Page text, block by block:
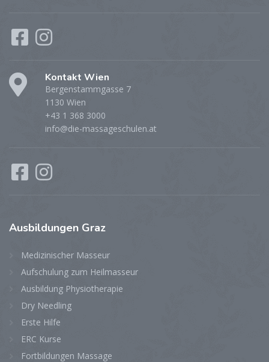
Kontakt Wien
Bergenstammgasse 7
1130 Wien
+43 1 368 3000
info@die-massageschulen.at
Ausbildungen Graz
Medizinischer Masseur
Aufschulung zum Heilmasseur
Ausbildung Physiotherapie
Dry Needling
Erste Hilfe
ERC Kurse
Fortbildungen Massage